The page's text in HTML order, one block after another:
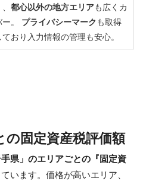
固定資産税評価額
手県」のエリアごとの『固定資
います。価格が高いエリア、